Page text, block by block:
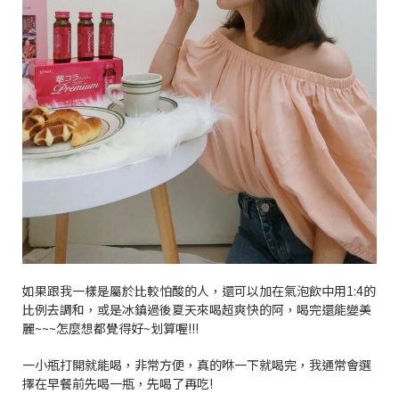
如果跟我一樣是屬於比較怕酸的人，還可以加在氣泡飲中用1:4的
比例去調和，或是冰鎮過後夏天來喝超爽快的阿，喝完還能變美
麗~~~怎麼想都覺得好~划算喔!!!
一小瓶打開就能喝，非常方便，真的咻一下就喝完，我通常會選
擇在早餐前先喝一瓶，先喝了再吃!